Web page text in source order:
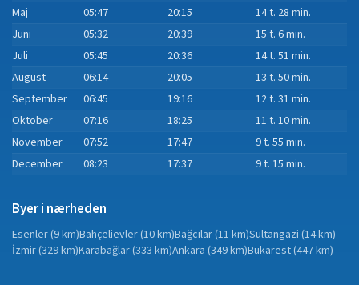
Maj
05:47 20:15
14 t. 28 min.
Juni
05:32 20:39
15 t. 6 min.
Juli
05:45 20:36
14 t. 51 min.
August
06:14 20:05
13 t. 50 min.
September
06:45 19:16
12 t. 31 min.
Oktober
07:16 18:25
11 t. 10 min.
November
07:52 17:47
9 t. 55 min.
December
08:23 17:37 9 t. 15 min.
Byer i nærheden
Esenler(9 km)Bahçelievler(10 km)Bağcılar(11 km)Sultangazi(14 km)
İzmir(329 km)Karabağlar(333 km)Ankara(349 km)Bukarest(447 km)